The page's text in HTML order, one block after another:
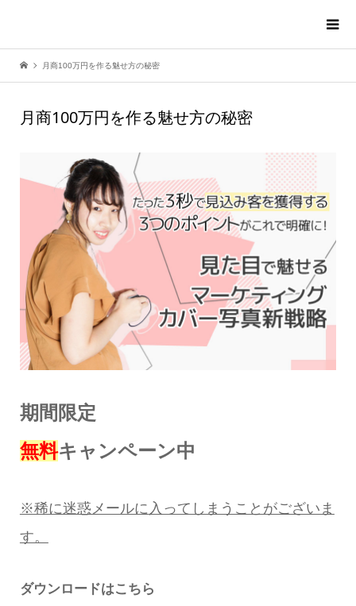
月商100万円を作る魅せ方の秘密
月商100万円を作る魅せ方の秘密
期間限定
無料キャンペーン中
※稀に迷惑メールに 入ってしまうことがございま
す。
ダウンロードはこちら